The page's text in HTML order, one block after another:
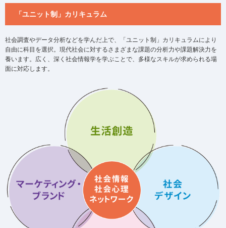
「ユニット制」カリキュラム
社会調査やデータ分析などを学んだ上で、「ユニット制」カリキュラムにより
自由に科目を選択。現代社会に対するさまざまな課題の分析力や課題解決力を
養います。広く、深く社会情報学を学ぶことで、多様なスキルが求められる場
面に対応します。